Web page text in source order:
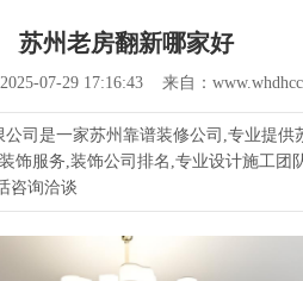
苏州老房翻新哪家好
07-29 17:16:43 来自：
司是一家苏州靠谱装修公司,专业提供
饰服务,装饰公司排名,专业设计施工团
咨询洽谈